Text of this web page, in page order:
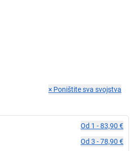
× Poništite sva svojstva
Od 1 -83,90 €
Od 3 -78,90 €